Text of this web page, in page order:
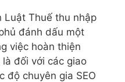
Luật Thuế thu nhập
đánh dấu một
việc hoàn thiện
đối với các giao
độ chuyên gia SEO